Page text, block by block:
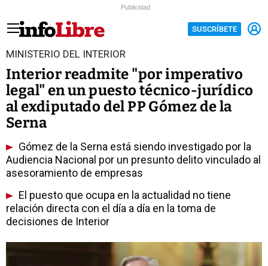
Publicidad
SUSCRÍBETE
MINISTERIO DEL INTERIOR
Interior readmite "por imperativo
legal" en un puesto técnico-jurídico
al exdiputado del PP Gómez de la
Serna
Gómez de la Serna está siendo investigado por la
Audiencia Nacional por un presunto delito vinculado al
asesoramiento de empresas
El puesto que ocupa en la actualidad no tiene
relación directa con el día a día en la toma de
decisiones de Interior